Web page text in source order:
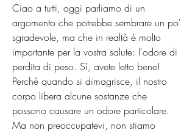
Ciao a tutti, oggi parliamo di un
argomento che potrebbe sembrare un po'
sgradevole, ma che in realtà è molto
importante per la vostra salute: l'odore di
perdita di peso. Sì, avete letto bene!
Perché quando si dimagrisce, il nostro
corpo libera alcune sostanze che
possono causare un odore particolare.
Ma non preoccupatevi, non stiamo